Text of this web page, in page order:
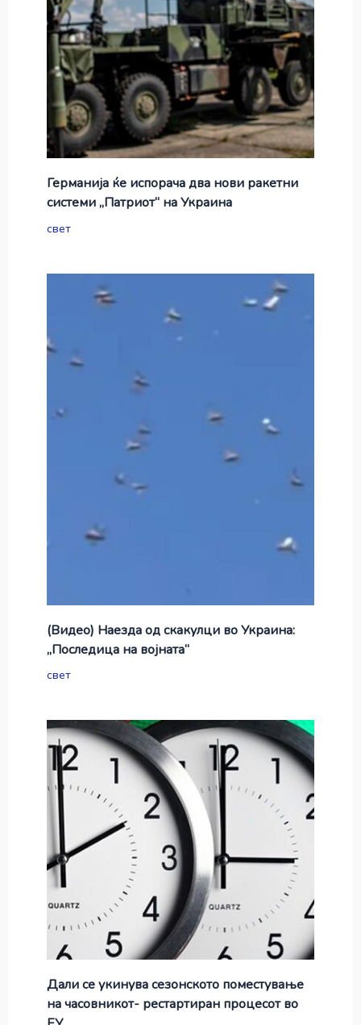
Германија ќе испорача два нови ракетни
системи „Патриот“ на Украина
свет
(Видео) Наезда од скакулци во Украина:
„Последица на војната“
свет
Дали се укинува сезонското поместување
на часовникот- рестартиран процесот во